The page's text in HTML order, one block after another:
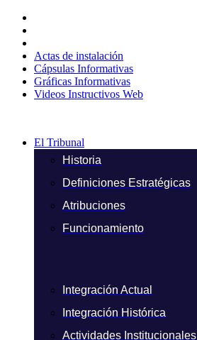
contenido
Actas de instalación
Cápsulas Informativas
Gráficas Informativas
Videos Instructivos Web
El Tribunal
Historia
Definiciones Estratégicas
Atribuciones
Funcionamiento
Integración Actual
Integración Histórica
Actividades Institucionales